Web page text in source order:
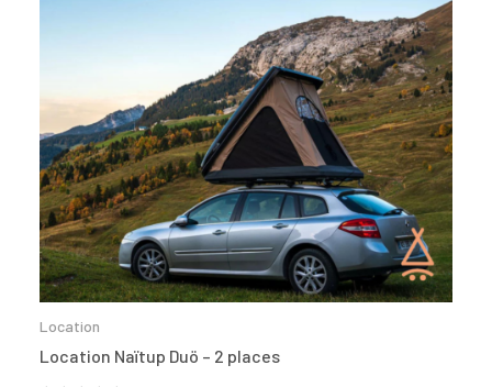
Location
Location Naïtup Duö – 2 places